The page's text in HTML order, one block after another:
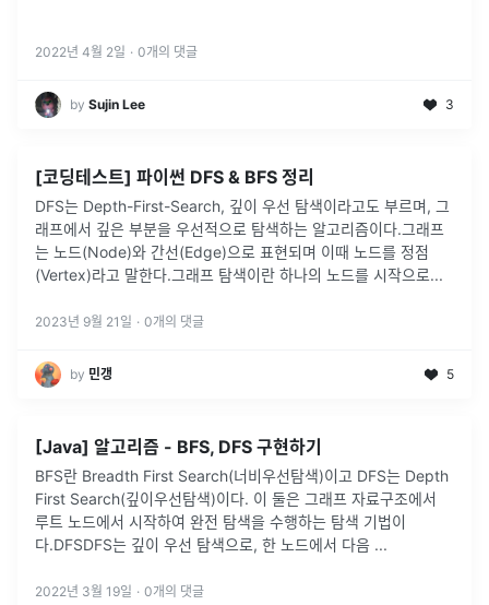
2022년 4월 2일 · 0개의 댓글
by Sujin Lee 3
[코딩테스트] 파이썬 DFS & BFS 정리
DFS는 Depth-First-Search, 깊이 우선 탐색이라고도 부르며, 그
래프에서 깊은 부분을 우선적으로 탐색하는 알고리즘이다.그래프
는 노드(Node)와 간선(Edge)으로 표현되며 이때 노드를 정점
(Vertex)라고 말한다.그래프 탐색이란 하나의 노드를 시작으로...
2023년 9월 21일 · 0개의 댓글
by 민갱 5
[Java] 알고리즘 - BFS, DFS 구현하기
BFS란 Breadth First Search(너비우선탐색)이고 DFS는 Depth
First Search(깊이우선탐색)이다. 이 둘은 그래프 자료구조에서
루트 노드에서 시작하여 완전 탐색을 수행하는 탐색 기법이
다.DFSDFS는 깊이 우선 탐색으로, 한 노드에서 다음 ...
2022년 3월 19일 · 0개의 댓글